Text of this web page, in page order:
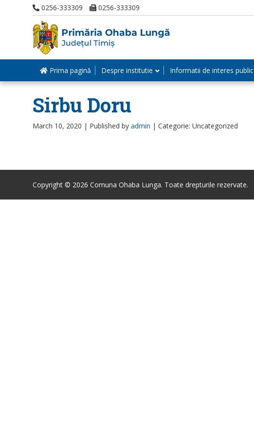
0256-333309 0256-333309
Prima pagină Despre institutie Informatii de interes public
Sirbu Doru
March 10, 2020 | Published by admin | Categorie: Uncategorized
Copyright © 2026 Comuna Ohaba Lunga. Toate drepturile rezervate.